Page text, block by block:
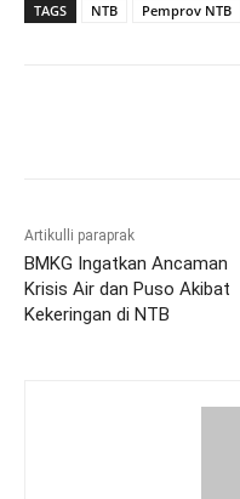
TAGS NTB Pemprov NTB
Artikulli paraprak
BMKG Ingatkan Ancaman
Krisis Air dan Puso Akibat
Kekeringan di NTB